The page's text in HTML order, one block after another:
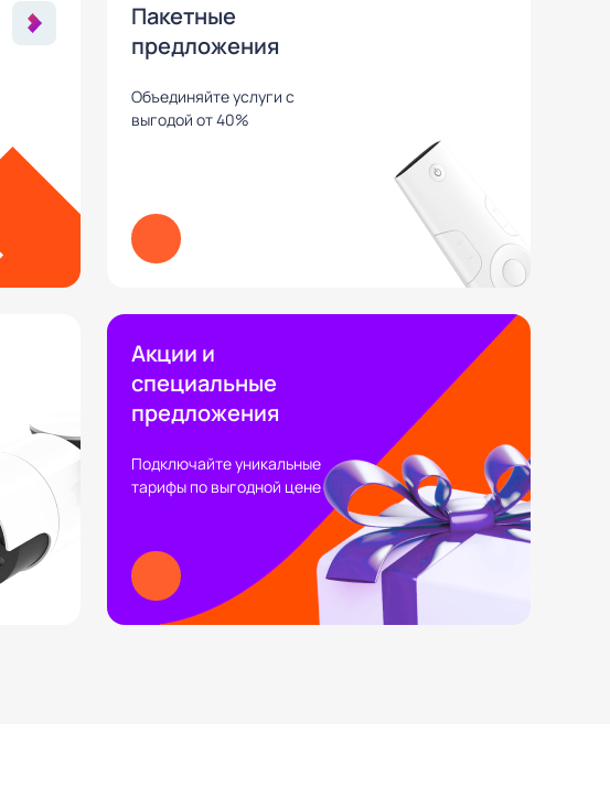
Пакетные
предложения
Объединяйте услуги с
выгодой от 40%
Акции и
специальные
предложения
Подключайте уникальные
тарифы по выгодной цене